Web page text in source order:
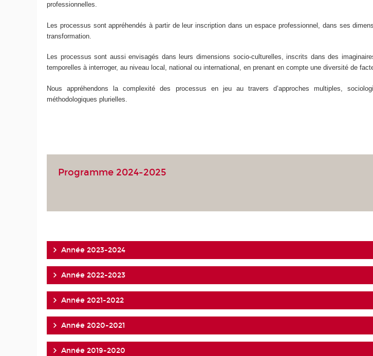
professionnelles.
Les processus sont appréhendés à partir de leur inscription dans un espace professionnel, dans ses
transformation.
Les processus sont aussi envisagés dans leurs dimensions socio-culturelles, inscrits dans des
temporelles à interroger, au niveau local, national ou international, en prenant en compte une diversité de
Nous appréhendons la complexité des processus en jeu au travers d’approches multiples,
méthodologiques plurielles.
Programme 2024-2025
Année 2023-2024
Année 2022-2023
Année 2021-2022
Année 2020-2021
Année 2019-2020